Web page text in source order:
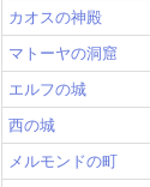
カオスの神殿
マトーヤの洞窟
エルフの城
西の城
メルモンドの町